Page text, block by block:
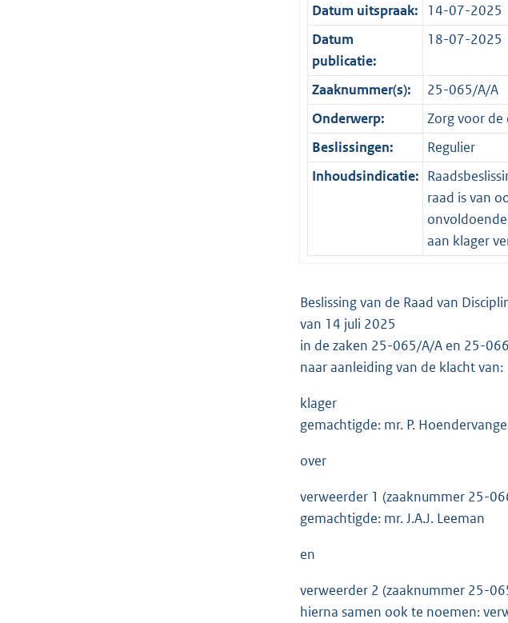
Datum uitspraak:
14-07-2025
Datum
publicatie:
18-07-2025
Zaaknummer(s):
25-065/A/A
Onderwerp:
Zorg voor de
Beslissingen:
Regulier
Inhoudsindicatie:
raad is van
aan klager
Beslissing van de Raad van
van 14 juli 2025
in de zaken 25-065/A/A en 25-
naar aanleiding van de klacht van:
klager
gemachtigde: mr. P.
over
verweerder 1 (zaaknummer 25-
gemachtigde: mr. J.A.J. Leeman
en
verweerder 2 (zaaknummer 25-
hierna samen ook te noemen: